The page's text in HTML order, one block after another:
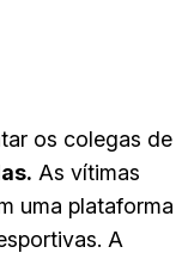
os colegas de
As vítimas
uma plataforma
A